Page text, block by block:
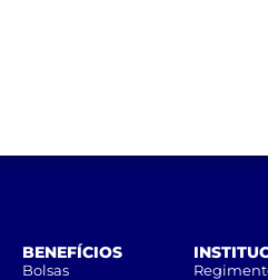
BENEFÍCIOS
Bolsas